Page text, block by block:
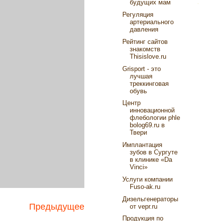
Предыдущее
будущих мам
Регуляция
артериального
давления
Рейтинг сайтов
знакомств
Thisislove.ru
Grisport - это
лучшая
треккинговая
обувь
Центр
инновационной
флебологии phle
bolog69.ru в
Твери
Имплантация
зубов в Сургуте
в клинике «Da
Vinci»
Услуги компании
Fuso-ak.ru
Дизельгенераторы
от vepr.ru
Продукция по